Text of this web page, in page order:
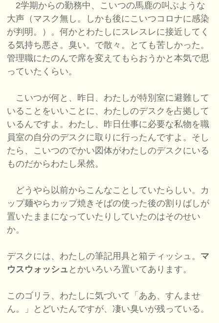
2学期からの勤務中、こいつの馬鹿の叫ぶような
大声（マスク無し。しかも後にこいつコロナに感染
が判明。）。何かとわたしにスレスレに接近してく
る気持ち悪さ。臭い。で散々。とても苦しかった。
管理職にたのんで席を変えてもらおうかと本気で思
っていたくらい。
こいつが何と、昨日、わたしが特別室に避難して
いることをいいことに、わたしのデスクを占拠して
いるんですよ。わたし、昨日仕事に必要な私物を職
員室の自分のデスクに取りに行ったんですよ。そし
たら、こいつのでかい図体がわたしのデスクにいる
ものだからわたし呆然。
どうやら以前からこんなことしていたらしい。カ
ップ麺やらカップ焼きそばの使った後の割りばしが
置いたままになっていたりしていたのはそのせい
か。
デスクには、わたしの筆記用具と箱ティッシュ。 マ
ウスウォッシュ とかいろいろ置いてあります。
このゴリラ、わたしに気づいて「ああ、すんませ
ん。」とどいたんですが、凄い臭いが残っている。